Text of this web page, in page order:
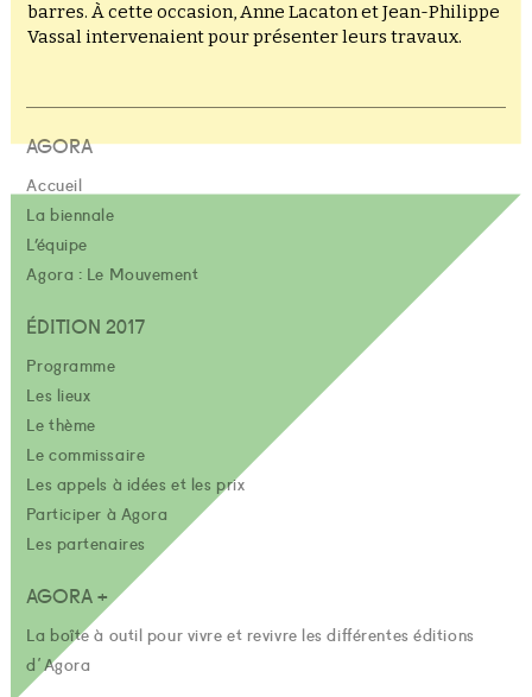
barres. À cette occasion, Anne Lacaton et Jean-Philippe
Vassal intervenaient pour présenter leurs travaux.
AGORA
Accueil
La biennale
L’équipe
Agora : Le Mouvement
ÉDITION 2017
Programme
Les lieux
Le thème
Le commissaire
Les appels à idées et les prix
Participer à Agora
Les partenaires
AGORA +
La boîte à outil pour vivre et revivre les différentes éditions
d'Agora